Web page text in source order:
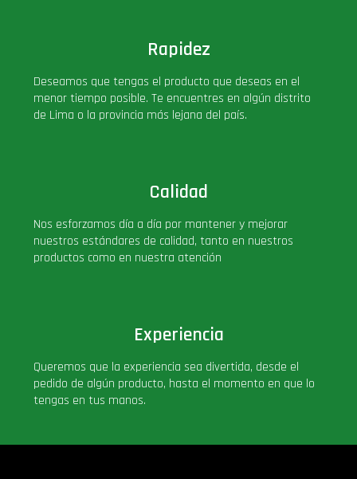
Rapidez
Deseamos que tengas el producto que deseas en el
menor tiempo posible. Te encuentres en algún distrito
de Lima o la provincia más lejana del país.
Calidad
Nos esforzamos día a día por mantener y mejorar
nuestros estándares de calidad, tanto en nuestros
productos como en nuestra atención
Experiencia
Queremos que la experiencia sea divertida, desde el
pedido de algún producto, hasta el momento en que lo
tengas en tus manos.